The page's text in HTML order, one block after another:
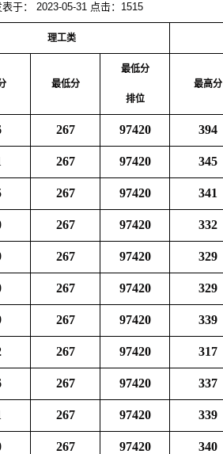
于： 2023-05-31 点击： 1515
理工类
最低分
最低分
排位
最高分
267 97420 394
267 97420 345
267 97420 341
267 97420 332
267 97420 329
267 97420 329
267 97420 339
267 97420 317
267 97420 337
267 97420 339
267 97420 340